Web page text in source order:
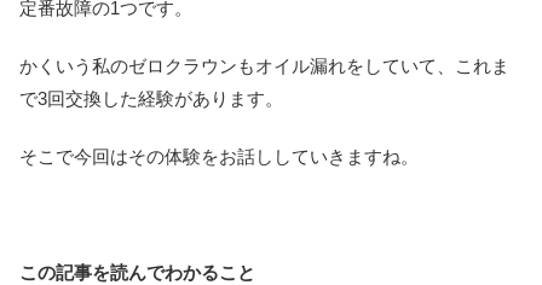
定番故障の1つです。
かくいう私のゼロクラウンもオイル漏れをしていて、これま
で3回交換した経験があります。
そこで今回はその体験をお話ししていきますね。
この記事を読んでわかること